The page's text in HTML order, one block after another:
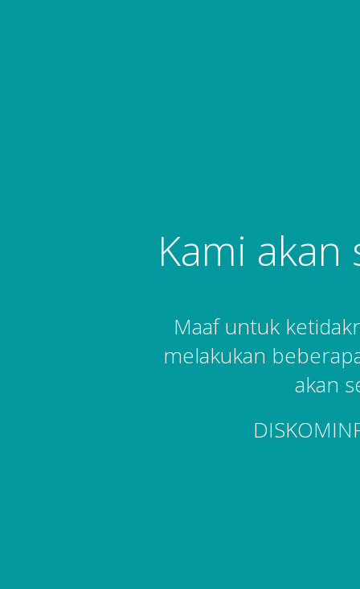
Kami akan
Maaf untuk
melakukan
akan